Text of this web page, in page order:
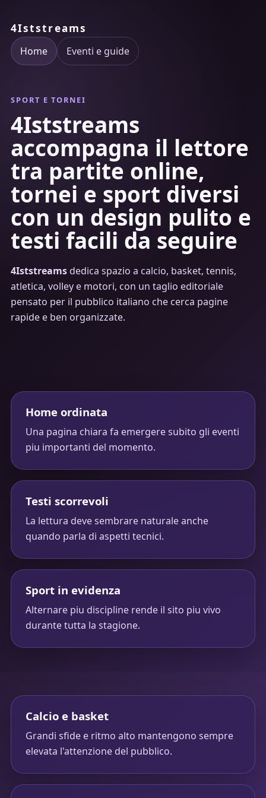
4Iststreams
Home Eventi e guide
SPORT E TORNEI
4Iststreams
accompagna il lettore
tra partite online,
tornei e sport diversi
con un design pulito e
testi facili da seguire
4Iststreamsdedica spazio a calcio, basket, tennis,
atletica, volley e motori, con un taglio editoriale
pensato per il pubblico italiano che cerca pagine
rapide e ben organizzate.
Home ordinata
Una pagina chiara fa emergere subito gli eventi
piu importanti del momento.
Testi scorrevoli
La lettura deve sembrare naturale anche
quando parla di aspetti tecnici.
Sport in evidenza
Alternare piu discipline rende il sito piu vivo
durante tutta la stagione.
Calcio e basket
Grandi sfide e ritmo alto mantengono sempre
elevata l'attenzione del pubblico.